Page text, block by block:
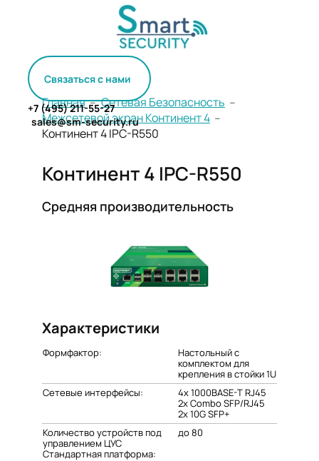
Связаться с нами
+7 (495) 211-55-27
sales@sm-security.ru
Главная﹣Сетевая Безопасность ﹣
Межсетевой экран Континент 4 ﹣
Континент 4 IPC-R550
Континент 4 IPC-R550
Средняя производительность
Характеристики
Формфактор:
Настольный с
комплектом для
крепления в стойки 1U
Сетевые интерфейсы:
4х 1000BASE-T RJ45
2x Combo SFP/RJ45
2x 10G SFP+
Количество устройств под
управлением ЦУС
Стандартная платформа:
до 80